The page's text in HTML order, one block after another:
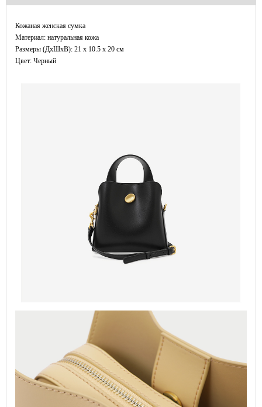
Кожаная женская сумка
Материал: натуральная кожа
Размеры (ДxШхВ): 21 x 10.5 x 20 см
Цвет: Черный